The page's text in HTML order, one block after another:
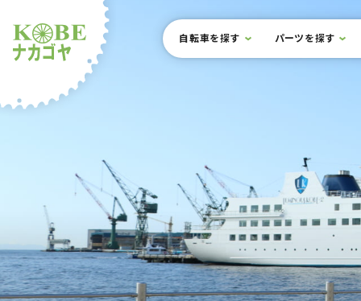
サイト内メニュー
本文までスキップ
自転車を探す パーツを探す